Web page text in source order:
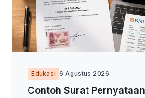
Edukasi 6 Agustus 2026
Contoh Surat Pernyataan